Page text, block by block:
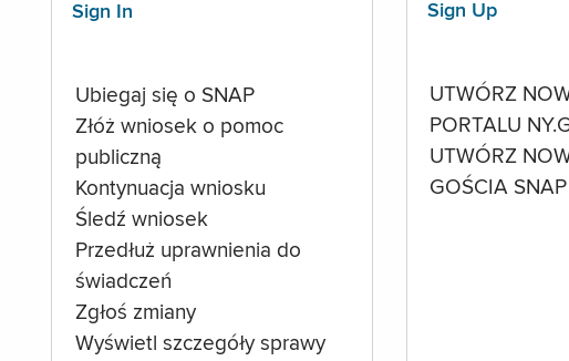
Sign In
Ubiegaj się o SNAP
Złóż wniosek o pomoc
publiczną
Kontynuacja wniosku
Śledź wniosek
Przedłuż uprawnienia do
świadczeń
Zgłoś zmiany
Wyświetl szczegóły sprawy
Sign Up
UTWÓRZ
PORTALU
UTWÓRZ
GOŚCIA SNAP